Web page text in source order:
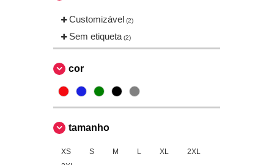
Customizável (2)
Sem etiqueta (2)
cor
tamanho
XS S M L XL
2XL